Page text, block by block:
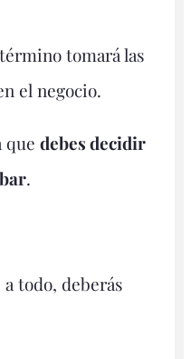
tomará las
el negocio.
que debes decidir
.
todo, deberás